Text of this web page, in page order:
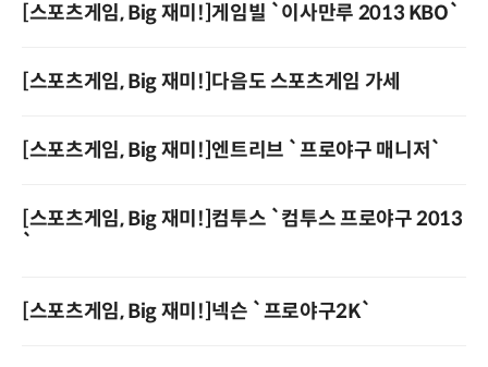
[스포츠게임, Big 재미!]게임빌 `이사만루 2013 KBO`
[스포츠게임, Big 재미!]다음도 스포츠게임 가세
[스포츠게임, Big 재미!]엔트리브 `프로야구 매니저`
[스포츠게임, Big 재미!]컴투스 `컴투스 프로야구 2013
`
[스포츠게임, Big 재미!]넥슨 `프로야구2K`